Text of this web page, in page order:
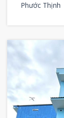
Phước Thịnh